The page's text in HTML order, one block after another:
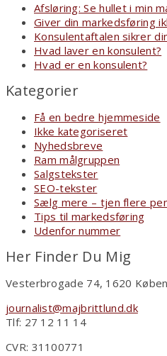
Afsløring: Se hullet i min
Giver din markedsføring
Konsulentaftalen sikrer
Hvad laver en konsulent?
Hvad er en konsulent?
Kategorier
Få en bedre hjemmeside
Ikke kategoriseret
Nyhedsbreve
Ram målgruppen
Salgstekster
SEO-tekster
Sælg mere – tjen flere
Tips til markedsføring
Udenfor nummer
Her Finder Du Mig
Vesterbrogade 74, 1620
journalist@majbrittlund.dk
Tlf: 27 12 11 14
CVR: 31100771